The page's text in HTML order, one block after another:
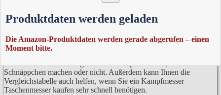
Produktdaten werden geladen
Die Amazon-Produktdaten werden gerade abgerufen – einen
Moment bitte.
Preis erkennen. Dies ist vor allem relevant bei den immer
Es stellt in der Regel denn normalen Alltag dar, dass sich Preise
Schnäppchen machen oder nicht. Außerdem kann Ihnen die
Vergleichstabelle auch helfen, wenn Sie ein Kampfmesser
Taschenmesser kaufen sehr schnell benötigen.